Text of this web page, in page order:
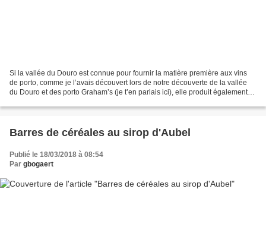
Si la vallée du Douro est connue pour fournir la matière première aux vins
de porto, comme je l’avais découvert lors de notre découverte de la vallée
du Douro et des porto Graham’s (je t’en parlais ici), elle produit également
Barres de céréales au sirop d'Aubel
Publié le 18/03/2018 à 08:54
Par gbogaert